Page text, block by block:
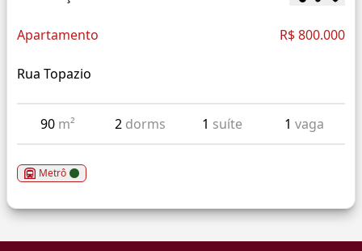
Apartamento R$ 800.000
Rua Topazio
90 m² 2 dorms 1 suíte 1 vaga
Metrô